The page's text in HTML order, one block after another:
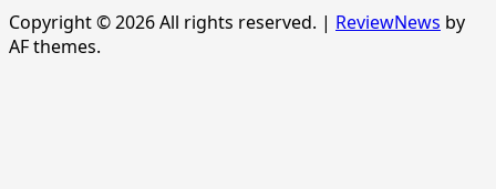
Copyright © 2026 All rights reserved. | ReviewNews by
AF themes.